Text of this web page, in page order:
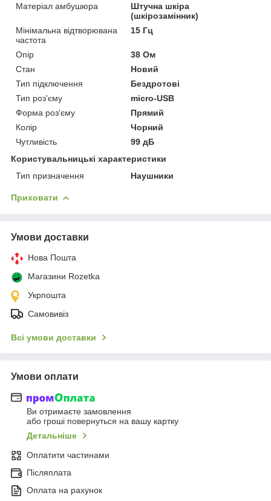
Матеріал амбушюра
Штучна шкіра
(шкірозамінник)
Мінімальна відтворювана
частота
15 Гц
Опір
38 Ом
Стан
Новий
Тип підключення
Бездротові
Тип роз'єму
micro-USB
Форма роз'єму
Прямий
Колір
Чорний
Чутливість
99 дБ
Користувальницькі характеристики
Тип призначення
Наушники
Приховати
Умови доставки
Нова Пошта
Магазини Rozetka
Укрпошта
Самовивіз
Всі умови доставки
Умови оплати
Ви отримаєте замовлення
або гроші повернуться на вашу картку
Детальніше
Оплатити частинами
Післяплата
Оплата на рахунок